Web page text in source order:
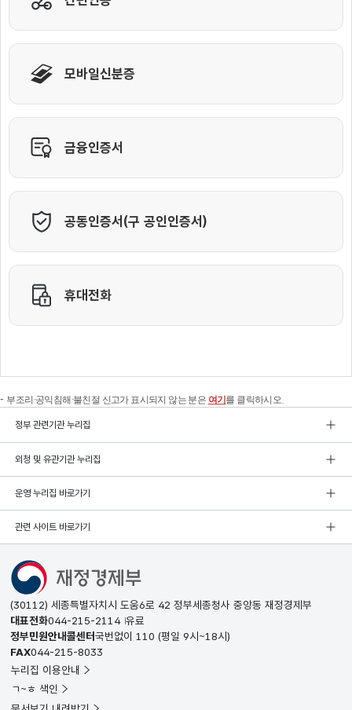
부조리·공익침해·불친절 신고가 표시되지 않는 분은 여기 를 클릭하시오.
정부 관련기관 누리집
외청 및 유관기관 누리집
운영 누리집 바로가기
관련 사이트 바로가기
(30112) 세종특별자치시 도움6로 42 정부세종청사 중앙동 재정경제부
대표전화044-215-2114 유료
정부민원안내콜센터국번없이 110 (평일 9시~18시)
FAX044-215-8033
누리집 이용안내
ㄱ~ㅎ 색인